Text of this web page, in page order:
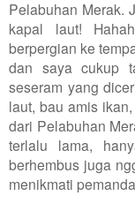
Pelabuhan Merak.
kapal laut!
berpergian ke
dan saya cukup
seseram yang
laut, bau amis
dari Pelabuhan
terlalu lama,
berhembus juga
menikmati